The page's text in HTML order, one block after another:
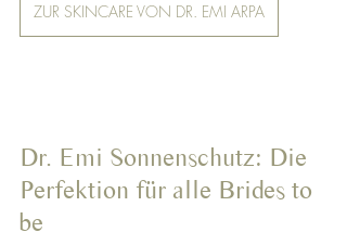
ZUR SKINCARE VON DR. EMI ARPA
Dr. Emi Sonnenschutz: Die
Perfektion für alle Brides to
be